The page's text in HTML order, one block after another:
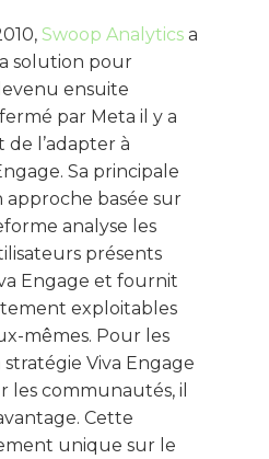
Swoop Analytics a
solution pour
ensuite
par Meta il y a
l’adapter à
Sa principale
approche basée sur
analyse les
présents
Engage et fournit
exploitables
mêmes. Pour les
Viva Engage
les communautés, il
Cette
unique sur le